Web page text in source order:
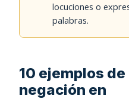
locuciones o
palabras.
10 ejemplos de
negación en